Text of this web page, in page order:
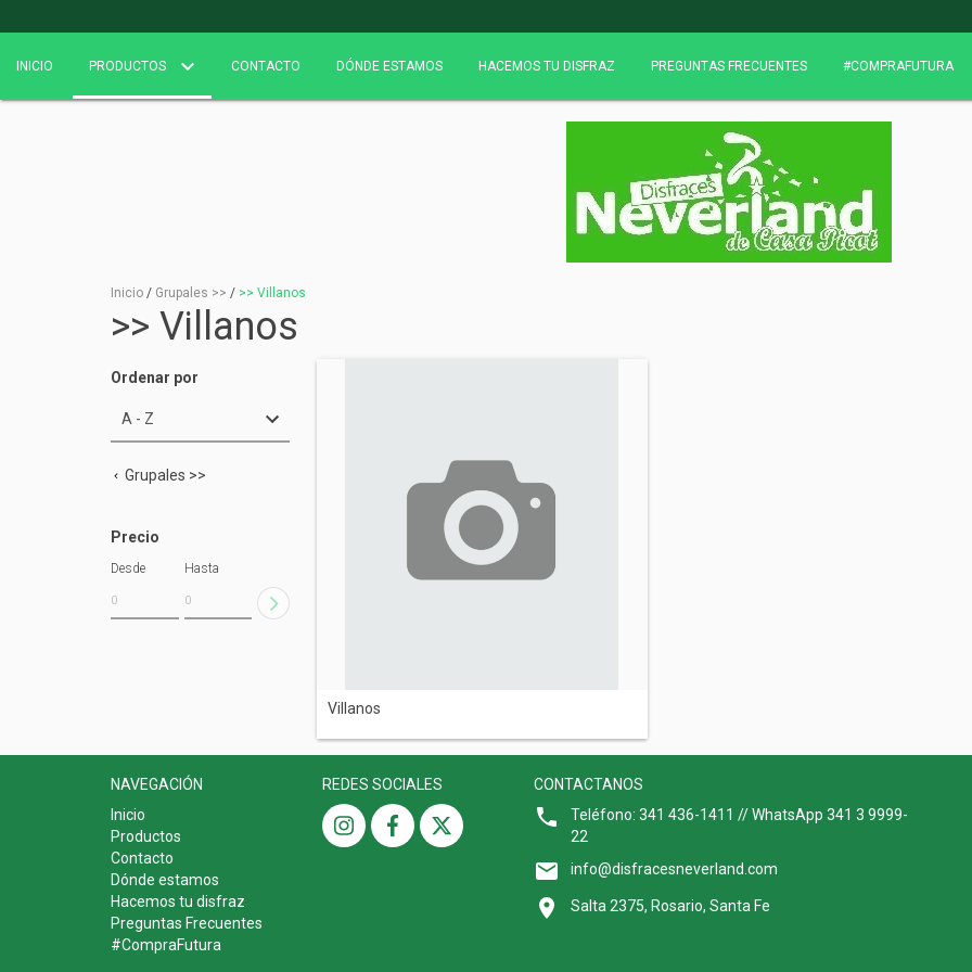
INICIO PRODUCTOS CONTACTO DÓNDE ESTAMOS HACEMOS TU DISFRAZ PREGUNTAS FRECUENTES #COMPRAFUTURA
Inicio / Grupales >> / >> Villanos
>> Villanos
Ordenar por
Grupales >>
Precio
Desde Hasta
Villanos
NAVEGACIÓN
Inicio
Productos
Contacto
Dónde estamos
Hacemos tu disfraz
Preguntas Frecuentes
#CompraFutura
REDES SOCIALES
CONTACTANOS
Teléfono: 341 436-1411 // WhatsApp 341 3 9999-
22
info@disfracesneverland.com
Salta 2375, Rosario, Santa Fe